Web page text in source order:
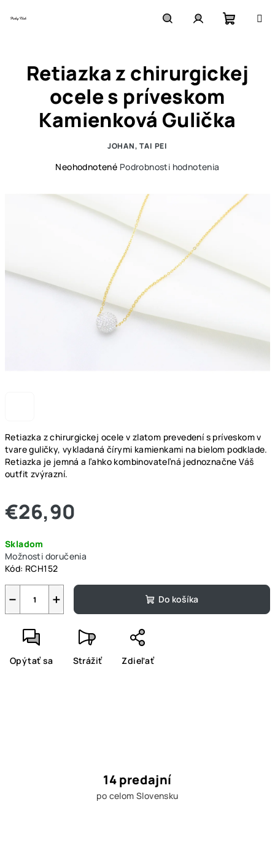
košík
Retiazka z chirurgickej ocele v zlatom prevedení s príveskom v
tvare guličky, vykladaná čírymi kamienkami na bielom podklade.
Retiazka je jemná a ľahko kombinovateľná jednoznačne Váš
outfit zvýrazní.
€26,90
cena:
Skladom
Možnosti doručenia
Kód: RCH152
+
− Do košíka
Opýtať sa Strážiť Zdieľať
Retiazka z chirurgickej
ocele s príveskom
Kamienková Gulička
JOHAN, TAI PEI
Priemerné
je
Neohodnotené Podrobnosti hodnotenia
14 predajní
po celom Slovensku